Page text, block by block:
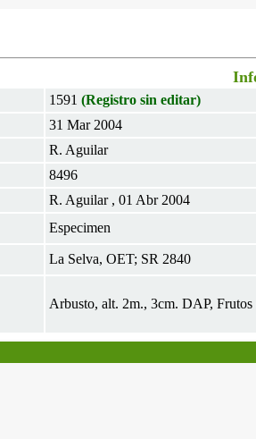
1591 (Registro sin editar)
31 Mar 2004
R. Aguilar
8496
R. Aguilar , 01 Abr 2004
Especimen
La Selva, OET; SR 2840
Arbusto, alt. 2m., 3cm. DAP, Frutos